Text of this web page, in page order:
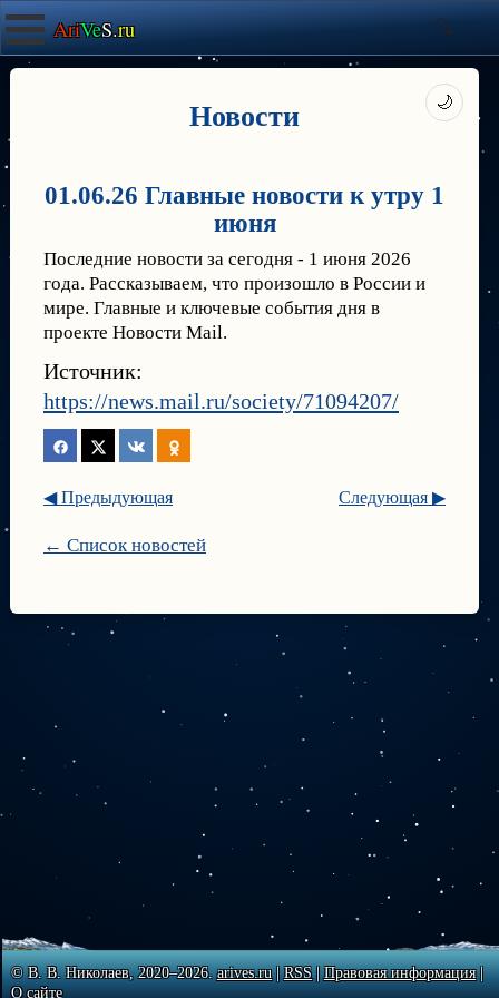
AriVeS.ru
Новости
01.06.26 Главные новости к утру 1
июня
Последние новости за сегодня - 1 июня 2026
года. Рассказываем, что произошло в России и
мире. Главные и ключевые события дня в
проекте Новости Mail.
Источник:
https://news.mail.ru/society/71094207/
Следующая ▶
◀ Предыдующая
← Список новостей
🌙
© В. В. Николаев, 2020–2026.arives.ru|RSS|Правовая информация|
О сайте